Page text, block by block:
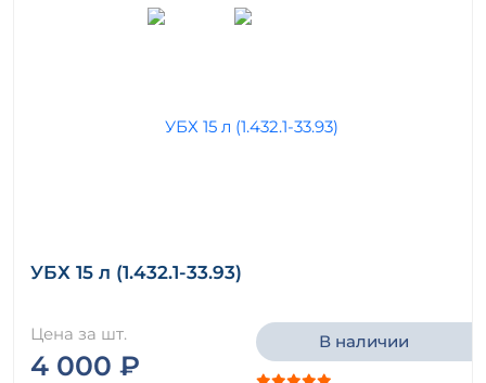
УБХ 15 л (1.432.1-33.93)
Цена за шт.
4 000 ₽
В наличии